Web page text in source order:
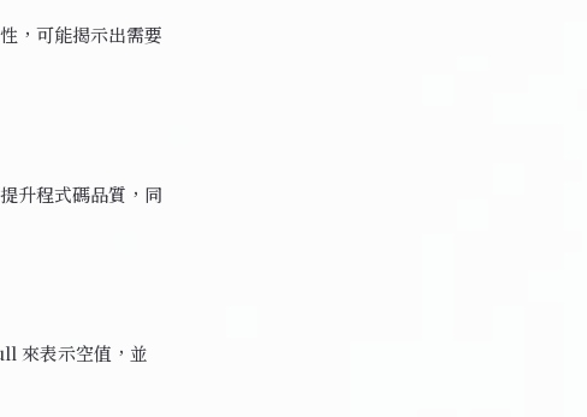
，可能揭示出需要
升程式碼品質，同
來表示空值，並